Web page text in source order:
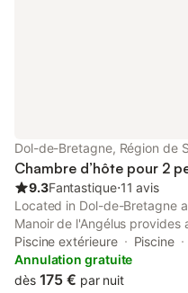
Dol-de-Bretagne, Région de
Chambre d’hôte pour 2
9.3Fantastique⋅11 avis
Located in Dol-de-Bretagne
Manoir de l'Angélus
free WiFi and free private
Piscine extérieure Piscine
Annulation gratuite
dès 175 € par nuit